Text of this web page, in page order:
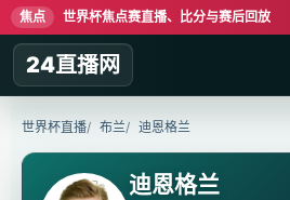
焦点 世界杯焦点赛直播、比分与赛后回放
24直播网
世界杯直播 布兰 迪恩格兰
迪恩格兰